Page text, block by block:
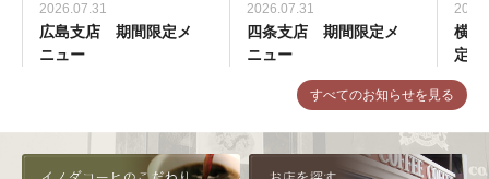
すべてのお知らせを見る
2026.07.31
広島支店 期間限定メ
ニュー
2026.07.31
四条支店 期間限定メ
ニュー
横
定メ